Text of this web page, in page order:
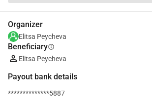
Organizer
Elitsa Peycheva
Beneficiaryinfo
Elitsa Peycheva
Payout bank details
**************5887